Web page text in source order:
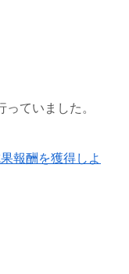
ていました。
報酬を獲得しよ